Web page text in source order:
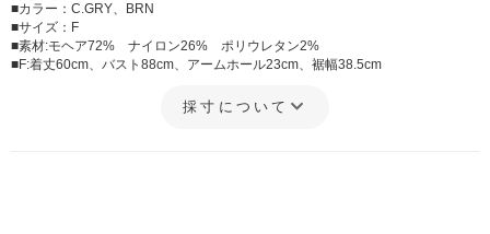
■カラー：C.GRY、BRN
■サイズ：F
■素材:モヘア72% ナイロン26% ポリウレタン2%
■F:着丈60cm、バスト88cm、アームホール23cm、裾幅38.5cm
採寸について